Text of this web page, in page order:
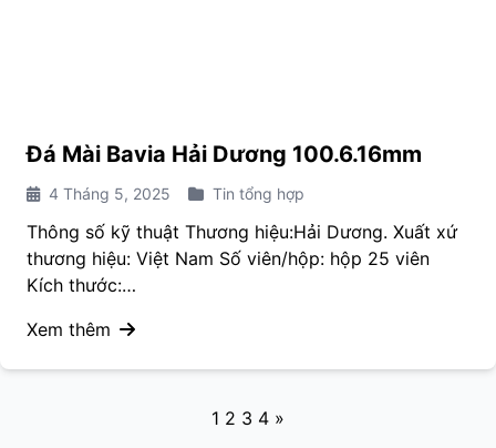
Đá Mài Bavia Hải Dương 100.6.16mm
4 Tháng 5, 2025 Tin tổng hợp
Thông số kỹ thuật Thương hiệu:Hải Dương. Xuất xứ
thương hiệu: Việt Nam Số viên/hộp: hộp 25 viên
Kích thước:…
Xem thêm
Phân
1 2 3 4 »